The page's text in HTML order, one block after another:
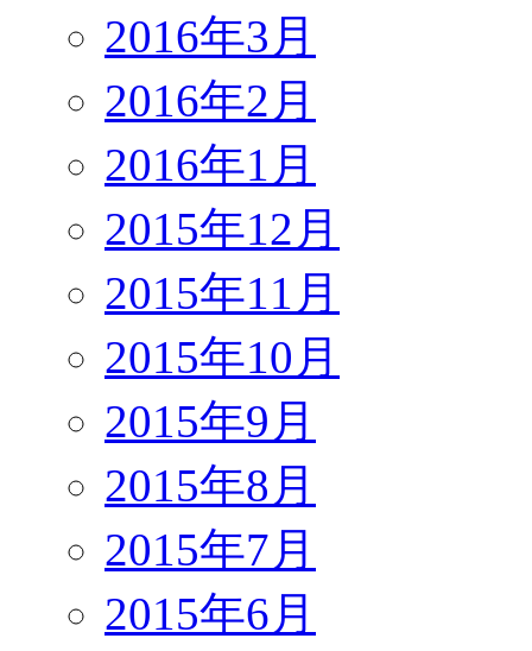
2016年3月
2016年2月
2016年1月
2015年12月
2015年11月
2015年10月
2015年9月
2015年8月
2015年7月
2015年6月